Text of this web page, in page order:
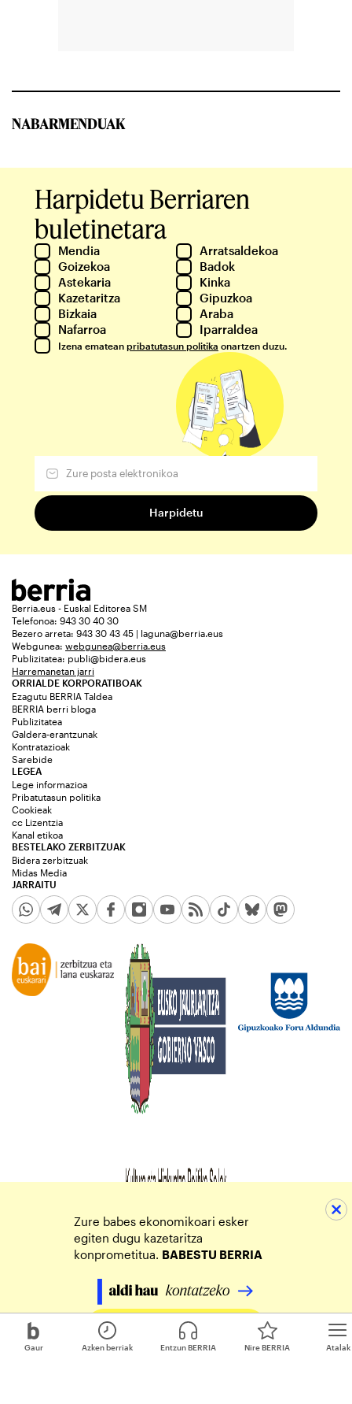
Gaur Atalak
Azken berriak Entzun BERRIA Nire BERRIA
NABARMENDUAK
Harpidetu Berriaren
buletinetara
Mendia
Arratsaldekoa
Goizekoa
Badok
Astekaria
Kinka
Kazetaritza
Gipuzkoa
Bizkaia
Araba
Nafarroa
Iparraldea
Izena ematean pribatutasun politika onartzen duzu.
Berria.eus - Euskal Editorea SM
Telefonoa: 943 30 40 30
Bezero arreta: 943 30 43 45 | laguna@berria.eus
Webgunea: webgunea@berria.eus
Publizitatea: publi@bidera.eus
Harremanetan jarri
ORRIALDE KORPORATIBOAK
Ezagutu BERRIA Taldea
BERRIA berri bloga
Publizitatea
Galdera-erantzunak
Kontratazioak
Sarebide
JARRAITU
LEGEA
Lege informazioa
Pribatutasun politika
Cookieak
cc Lizentzia
Kanal etikoa
BESTELAKO ZERBITZUAK
Bidera zerbitzuak
Midas Media
Zure babes ekonomikoari esker
egiten dugu kazetaritza
konprometitua. BABESTU BERRIA
Egin zure ekarpena